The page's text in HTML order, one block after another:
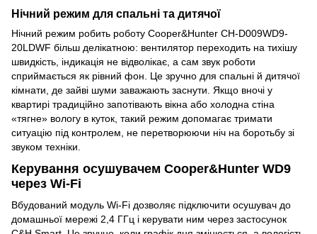
Нічний режим для спальні та дитячої
Нічний режим робить роботу Cooper&Hunter CH-D009WD9-
20LDWF більш делікатною: вентилятор переходить на тихішу
швидкість, індикація не відволікає, а сам звук роботи
сприймається як рівний фон. Це зручно для спальні й дитячої
кімнати, де зайві шуми заважають заснути. Якщо вночі у
квартирі традиційно запотівають вікна або холодна стіна
«тягне» вологу в куток, такий режим допомагає тримати
ситуацію під контролем, не перетворюючи ніч на боротьбу зі
звуком техніки.
Керування осушувачем Cooper&Hunter WD9
через Wi-Fi
Вбудований модуль Wi-Fi дозволяє підключити осушувач до
домашньої мережі 2,4 ГГц і керувати ним через застосунок